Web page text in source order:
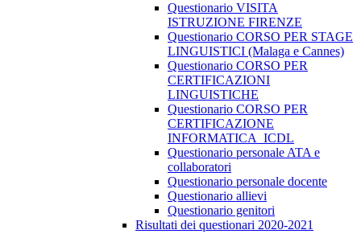
Questionario VISITA
ISTRUZIONE FIRENZE
Questionario CORSO PER STAGE
LINGUISTICI (Malaga e Cannes)
Questionario CORSO PER
CERTIFICAZIONI
LINGUISTICHE
Questionario CORSO PER
CERTIFICAZIONE
INFORMATICA_ICDL
Questionario personale ATA e
collaboratori
Questionario personale docente
Questionario allievi
Questionario genitori
Risultati dei questionari 2020-2021